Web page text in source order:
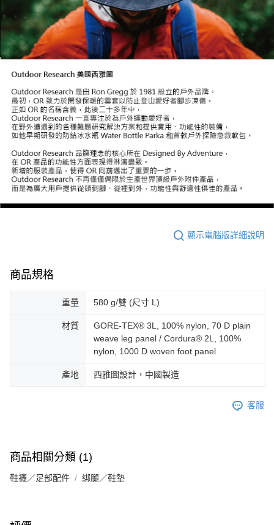
顯示電腦版詳細說明
商品規格
重量 580 g/雙 (尺寸 L)
材質
GORE-TEX® 3L, 100% nylon, 70 D plain
weave leg panel / Cordura® 2L, 100%
nylon, 1000 D woven foot panel
產地 西雅圖設計，中國製造
客服
商品相關分類 (1)
鞋襪／足部配件 綁腿／鞋墊